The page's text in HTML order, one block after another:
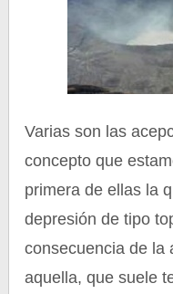
Varias son las
concepto que
primera de ellas la
depresión de tipo
consecuencia de la
aquella, que suele